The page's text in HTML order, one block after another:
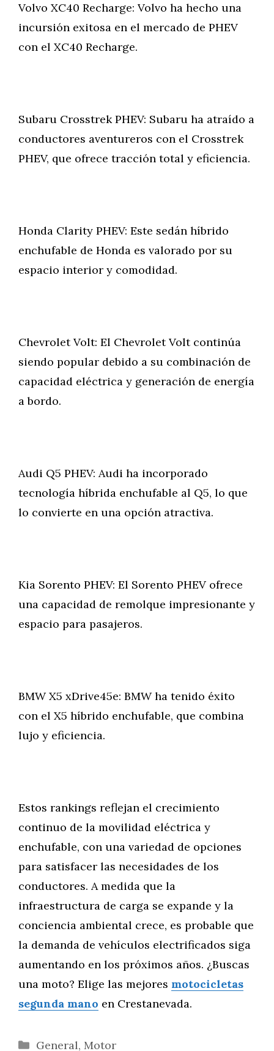
Volvo XC40 Recharge: Volvo ha hecho una
incursión exitosa en el mercado de PHEV
con el XC40 Recharge.
Subaru Crosstrek PHEV: Subaru ha atraído a
conductores aventureros con el Crosstrek
PHEV, que ofrece tracción total y eficiencia.
Honda Clarity PHEV: Este sedán híbrido
enchufable de Honda es valorado por su
espacio interior y comodidad.
Chevrolet Volt: El Chevrolet Volt continúa
siendo popular debido a su combinación de
capacidad eléctrica y generación de energía
a bordo.
Audi Q5 PHEV: Audi ha incorporado
tecnología híbrida enchufable al Q5, lo que
lo convierte en una opción atractiva.
Kia Sorento PHEV: El Sorento PHEV ofrece
una capacidad de remolque impresionante y
espacio para pasajeros.
BMW X5 xDrive45e: BMW ha tenido éxito
con el X5 híbrido enchufable, que combina
lujo y eficiencia.
Estos rankings reflejan el crecimiento
continuo de la movilidad eléctrica y
enchufable, con una variedad de opciones
para satisfacer las necesidades de los
conductores. A medida que la
infraestructura de carga se expande y la
conciencia ambiental crece, es probable que
la demanda de vehículos electrificados siga
aumentando en los próximos años. ¿Buscas
una moto? Elige las mejores motocicletas
segunda mano en Crestanevada.
Categorías
General, Motor